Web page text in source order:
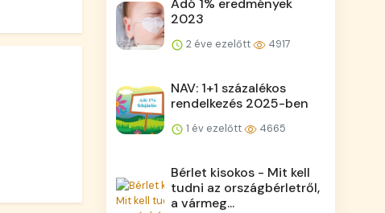
Adó 1% eredmények
2023
2 éve ezelőtt 4917
NAV: 1+1 százalékos
rendelkezés 2025-ben
1 év ezelőtt 4665
Bérlet kisokos - Mit kell
tudni az országbérletről,
a vármeg...